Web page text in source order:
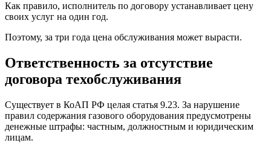
Как правило, исполнитель по договору устанавливает цену
своих услуг на один год.
Поэтому, за три года цена обслуживания может вырасти.
Ответственность за отсутствие
договора техобслуживания
Существует в КоАП РФ целая статья 9.23. За нарушение
правил содержания газового оборудования предусмотрены
денежные штрафы: частным, должностным и юридическим
лицам.